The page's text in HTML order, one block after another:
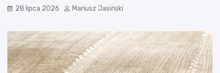
28 lipca 2026 Mariusz Jasiński